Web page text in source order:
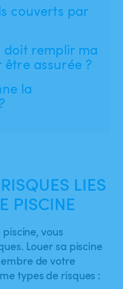
couverts par
doit remplir ma
assurée ?
la
LIES
PISCINE
vous
Louer sa piscine
de votre
types de risques :